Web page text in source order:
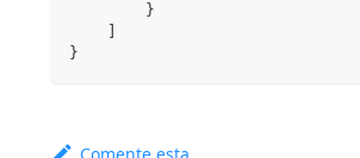
        }
}